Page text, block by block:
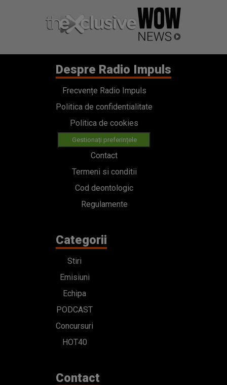
Despre Radio Impuls
Frecvențe Radio Impuls
Politica de confidentialitate
Politica de cookies
Gestionați preferințele
Contact
Termeni si conditii
Cod deontologic
Regulamente
Categorii
Stiri
Emisiuni
Echipa
PODCAST
Concursuri
HOT40
Contact